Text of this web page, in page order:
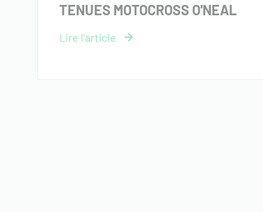
TENUES MOTOCROSS O'NEAL